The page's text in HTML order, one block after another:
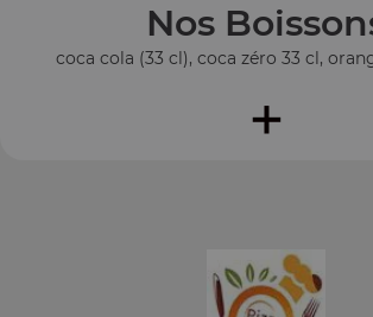
Nos
coca cola (33 cl), coca zéro 33 cl,
+